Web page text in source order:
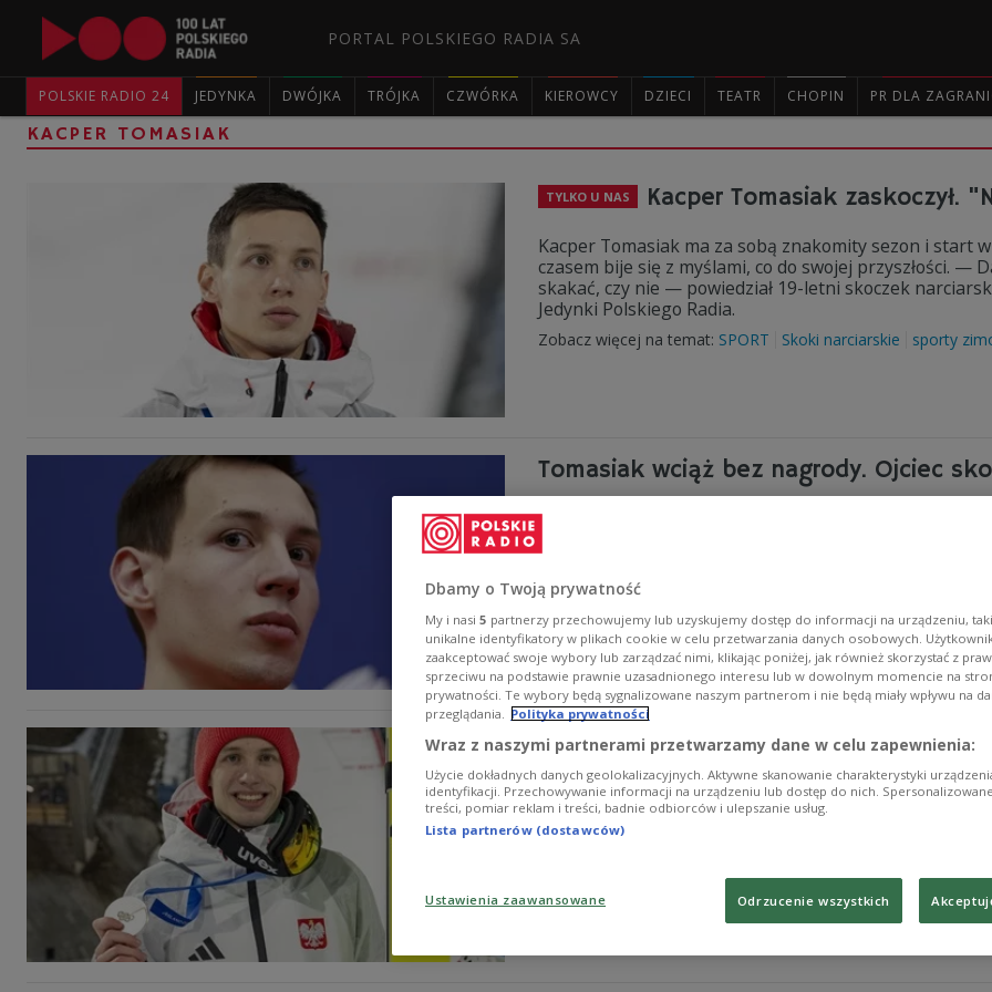
PORTAL POLSKIEGO RADIA SA
POLSKIE RADIO 24 JEDYNKA DWÓJKA TRÓJKA CZWÓRKA KIEROWCY DZIECI TEATR CHOPIN PR DLA
KACPER TOMASIAK
TYLKO U NAS Kacper Tomasiak zaskoczył.
Kacper Tomasiak ma za sobą znakomity sezon i start
czasem bije się z myślami, co do swojej przyszłości. —
skakać, czy nie — powiedział 19-letni skoczek
Jedynki Polskiego Radia.
Zobacz więcej na temat: SPORT Skoki narciarskie sporty
Tomasiak wciąż bez nagrody. Ojciec
Kacper Tomasiak wciąż czeka na wypłatę 550 tysięcy
olimpijskich. Ojciec skoczka w rozmowie z portalem
prawnikami w sprawie odzyskania pieniędzy.
Zobacz więcej na temat:
Tomasiak i reszta sportowców dostanie
Sprawa zaległych wypłat dla polskich olimpijczyków
reszta Biało-Czerwonych, którzy do tej pory nie mogli
przełomie. PKOl ogłosił, w jaki sposób zamierza
których komitet domaga się od firmy Polkomtel po
Radosław Piesiewicz Skoki
Dbamy o Twoją prywatność
My i nasi 5 partnerzy przechowujemy lub uzyskujemy dostęp do informacji na urządzeniu,
unikalne identyfikatory w plikach cookie w celu przetwarzania danych osobowych.
zaakceptować swoje wybory lub zarządzać nimi, klikając poniżej, jak również skorzystać z
sprzeciwu na podstawie prawnie uzasadnionego interesu lub w dowolnym momencie na
prywatności. Te wybory będą sygnalizowane naszym partnerom i nie będą miały wpływu na
przeglądania. Polityka prywatności
Wraz z naszymi partnerami przetwarzamy dane w celu zapewnienia:
Użycie dokładnych danych geolokalizacyjnych. Aktywne skanowanie charakterystyki
identyfikacji. Przechowywanie informacji na urządzeniu lub dostęp do nich.
treści, pomiar reklam i treści, badnie odbiorców i ulepszanie usług.
Lista partnerów (dostawców)
Ustawienia zaawansowane Odrzucenie wszystkich